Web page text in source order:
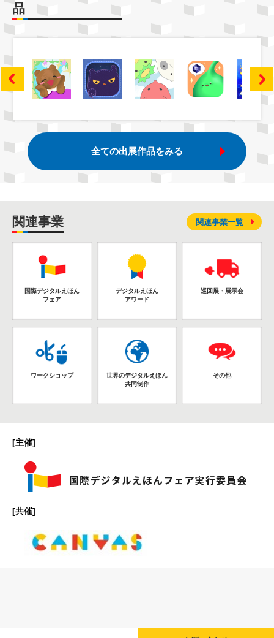
品
全ての出展作品をみる
関連事業
国際デジタルえほん
フェア
デジタルえほん
アワード
巡回展・展示会
ワークショップ
世界のデジタルえほん
共同制作
その他
関連事業一覧
[主催]
[共催]